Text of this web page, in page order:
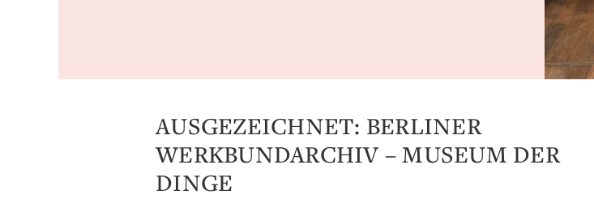
AUSGEZEICHNET: BERLINER
WERKBUNDARCHIV – MUSEUM DER
DINGE